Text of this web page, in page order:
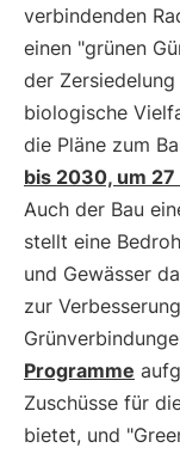
verbindenden
einen "grünen
der
biologische
die Pläne zum
bis 2030, um
Auch der Bau
stellt eine
und Gewässer
zur
Programme
Zuschüsse für
bietet, und